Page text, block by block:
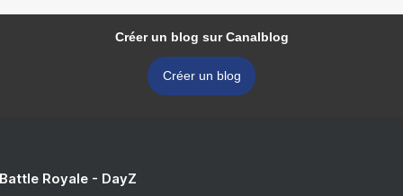
Créer un blog sur Canalblog
Créer un blog
Royale - DayZ